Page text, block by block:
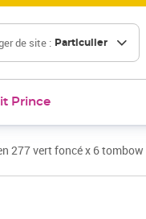
de site : Particulier
Prince
277 vert foncé x 6 tombow